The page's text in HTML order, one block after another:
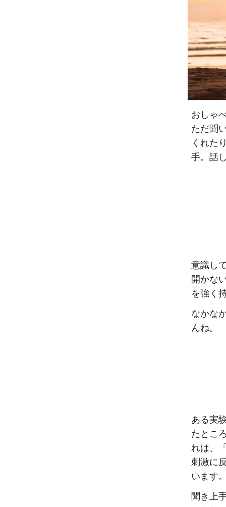
おしゃ
ただ聞
くれた
手。話
意識し
開かな
を強く
なかな
んね。
ある実
たとこ
れは、
刺激に
います
聞き上